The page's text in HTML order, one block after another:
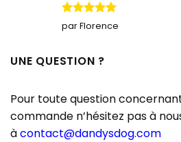
Note5sur
5
par Florence
UNE QUESTION ?
Pour toute question
commande n’hésitez pas à
àcontact@dandysdog.com